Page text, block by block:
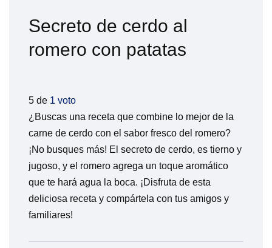
Secreto de cerdo al
romero con patatas
5 de 1 voto
¿Buscas una receta que combine lo mejor de la
carne de cerdo con el sabor fresco del romero?
¡No busques más! El secreto de cerdo, es tierno y
jugoso, y el romero agrega un toque aromático
que te hará agua la boca. ¡Disfruta de esta
deliciosa receta y compártela con tus amigos y
familiares!